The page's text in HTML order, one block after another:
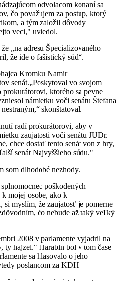
odvolacom konaní sa
čo považujem za postup, ktorý
a tým založil dôvody
veci," uviedol.
„na adresu Špecializovaného
že ide o fašistický súd“.
Kromku Namir
senát.„Poskytoval vo svojom
prokurátorovi, ktorého sa pevne
námietku voči senátu Štefana
skonštatoval.
radí prokurátorovi, aby v
zaujatosti voči senátu JUDr.
chce dostať tento senát von z hry,
senát Najvyššieho súdu."
som dlhodobé nezhody.
poškodených
mojej osobe, ako k
si myslím, že zaujatosť je pomerne
čo nebude až taký veľký
2008 v parlamente vyjadril na
ty hajzel." Harabin bol v tom čase
sa hlasovalo o jeho
poslancom za KDH.